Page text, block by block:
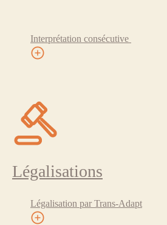
Interprétation consécutive
Légalisations
Légalisation par Trans-Adapt